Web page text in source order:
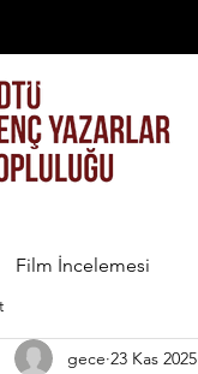
Film İncelemesi
gece 23 Kas 2025